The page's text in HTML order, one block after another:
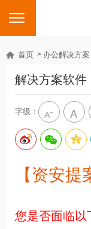
首页 办公解决方案
解决方案软件
字级：
【资安
您是否面临以